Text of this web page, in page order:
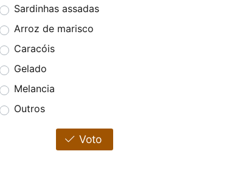
Sardinhas assadas
Arroz de marisco
Caracóis
Gelado
Melancia
Outros
Voto